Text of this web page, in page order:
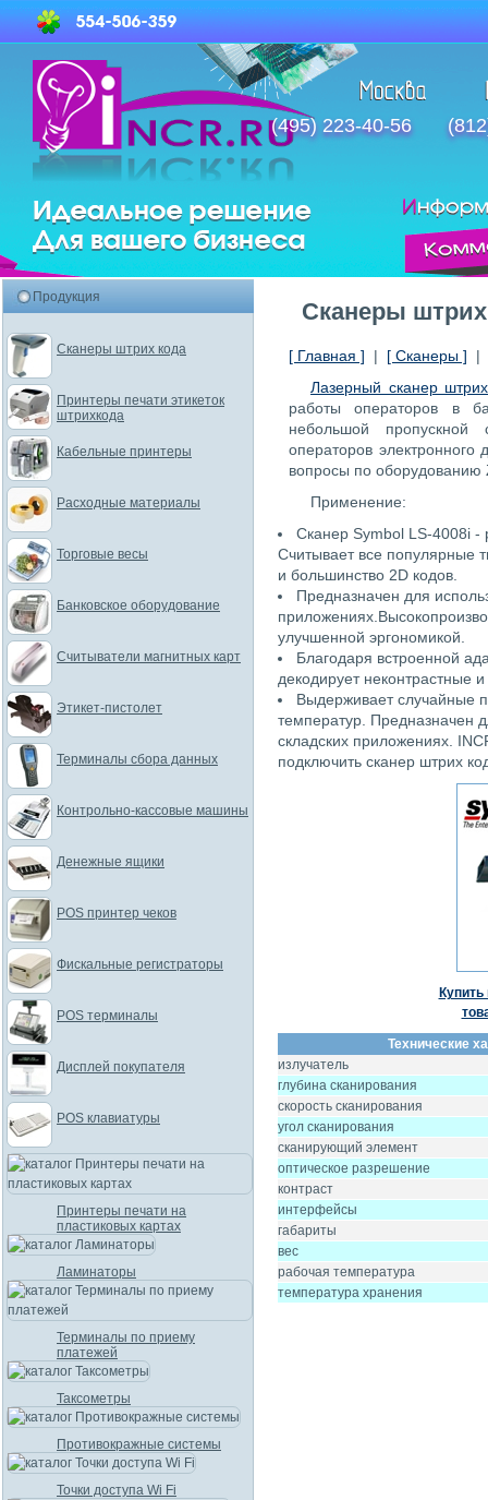
(495) 223-40-56
Сканеры штрих
[ Главная ] | [ Сканеры ] |
Лазерный сканер
работы операторов в
небольшой пропускной
операторов электронного
вопросы по оборудованию
Применение:
Сканер Symbol LS-4008i -
Считывает все популярные
и большинство 2D кодов.
Предназначен для
улучшенной эргономикой.
Благодаря встроенной
декодирует неконтрастные
Выдерживает случайные
температур. Предназначен
складских приложениях.
подключить сканер штрих
Технические
излучатель
глубина сканирования
скорость сканирования
угол сканирования
сканирующий элемент
оптическое разрешение
контраст
интерфейсы
габариты
вес
рабочая температура
температура хранения
Продукция
Сканеры штрих кода
Принтеры печати этикеток
штрихкода
Кабельные принтеры
Расходные материалы
Торговые весы
Банковское оборудование
Считыватели магнитных карт
Этикет-пистолет
Терминалы сбора данных
Контрольно-кассовые машины
Денежные ящики
POS принтер чеков
Фискальные регистраторы
POS терминалы
Дисплей покупателя
POS клавиатуры
Принтеры печати на
пластиковых картах
Ламинаторы
Терминалы по приему
платежей
Таксометры
Противокражные системы
Точки доступа Wi Fi